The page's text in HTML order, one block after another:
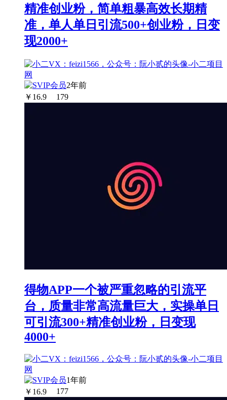
精准创业粉，简单粗暴高效长期精
准，单人单日引流500+创业粉，日变
现2000+
2年前
￥ 16.9 179
得物APP一个被严重忽略的引流平
台，质量非常高流量巨大，实操单日
可引流300+精准创业粉，日变现
4000+
1年前
￥ 16.9 177